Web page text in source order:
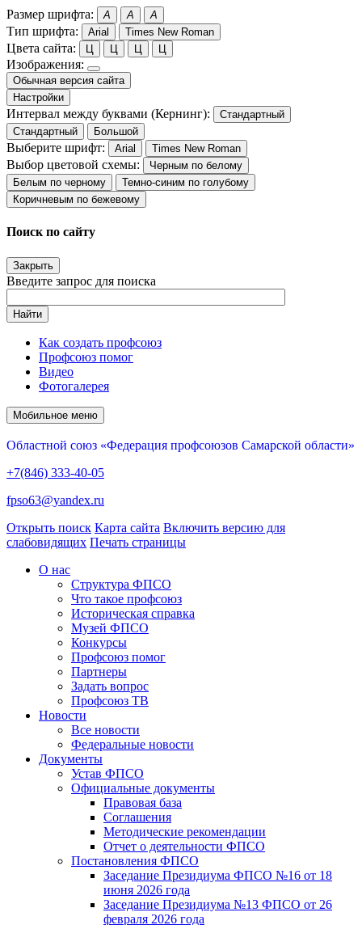
Размер шрифта: A A A
Тип шрифта: Arial Times New Roman
Цвета сайта: Ц Ц Ц Ц
Изображения:
Обычная версия сайта
Настройки
Интервал между буквами (Кернинг):
Стандартный
Стандартный
Большой
Выберите шрифт: Arial Times New Roman
Выбор цветовой схемы:
Черным по белому
Белым по черному
Темно-синим по голубому
Коричневым по бежевому
Поиск по сайту
Закрыть
Введите запрос для поиска
Найти
Как создать профсоюз
Профсоюз помог
Видео
Фотогалерея
Мобильное меню
Областной союз «Федерация профсоюзов Самарской области»
+7(846) 333-40-05
fpso63@yandex.ru
Открыть поиск Карта сайта Включить версию для
слабовидящих Печать страницы
О нас
Структура ФПСО
Что такое профсоюз
Историческая справка
Музей ФПСО
Конкурсы
Профсоюз помог
Партнеры
Задать вопрос
Профсоюз ТВ
Новости
Все новости
Федеральные новости
Документы
Устав ФПСО
Официальные документы
Правовая база
Соглашения
Методические рекомендации
Отчет о деятельности ФПСО
Постановления ФПСО
Заседание Президиума ФПСО №16 от 18
июня 2026 года
Заседание Президиума №13 ФПСО от 26
февраля 2026 года